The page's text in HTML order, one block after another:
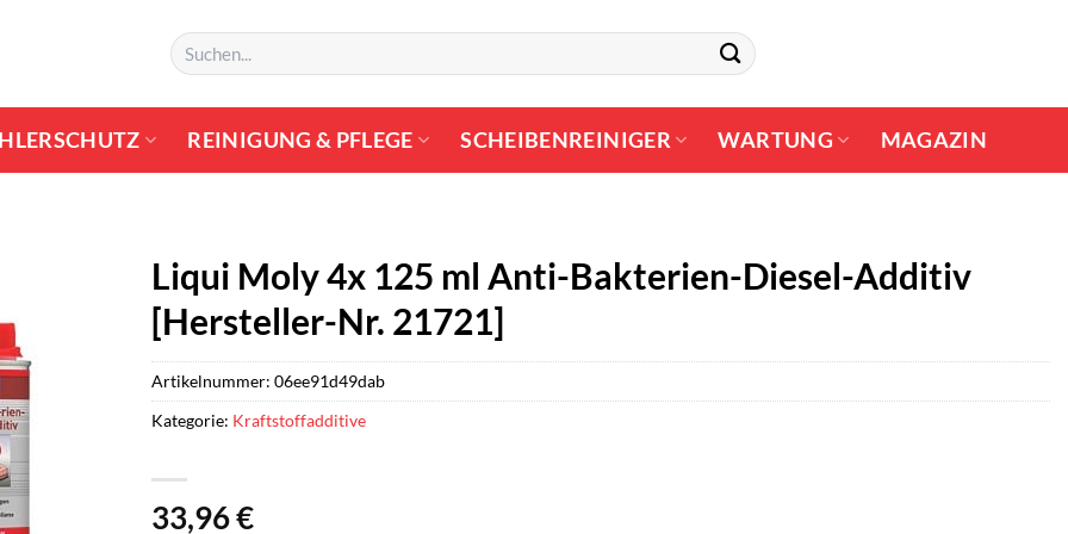
Suchen
nach:
REINIGUNG & PFLEGE SCHEIBENREINIGER WARTUNG MAGAZIN
Liqui Moly 4x 125 ml Anti-Bakterien-Diesel-Additiv
[Hersteller-Nr. 21721]
33,96€
Artikelnummer: 06ee91d49dab
Kategorie: Kraftstoffadditive